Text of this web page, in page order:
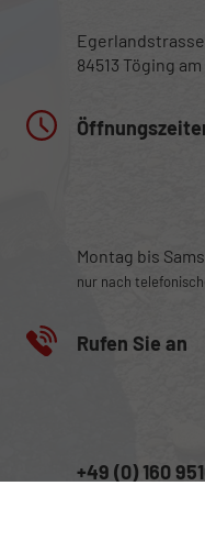
84513 Töging
Montag bis
nur nach
Rufen Sie an
+49 (0) 160